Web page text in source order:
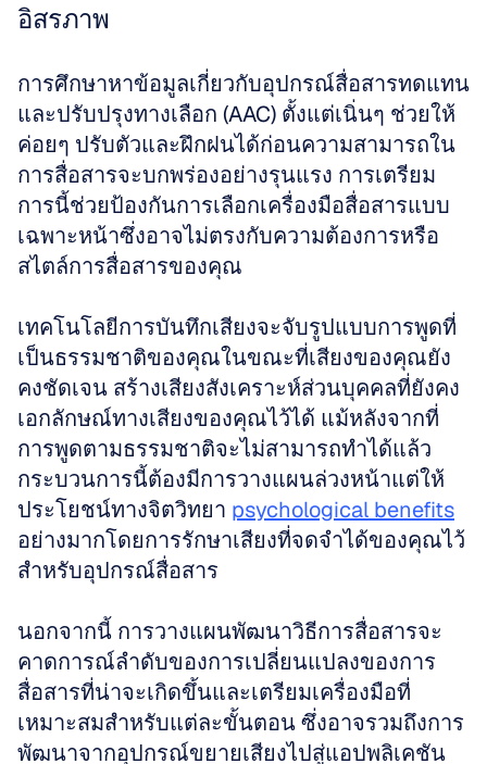
อิสรภาพ
การศึกษาหาข้อมูลเกี่ยวกับอุปกรณ์สื่อสารทดแทน
และปรับปรุงทางเลือก (AAC) ตั้งแต่เนิ่นๆ ช่วยให้
ค่อยๆ ปรับตัวและฝึกฝนได้ก่อนความสามารถใน
การสื่อสารจะบกพร่องอย่างรุนแรง การเตรียม
การนี้ช่วยป้องกันการเลือกเครื่องมือสื่อสารแบบ
เฉพาะหน้าซึ่งอาจไม่ตรงกับความต้องการหรือ
สไตล์การสื่อสารของคุณ
เทคโนโลยีการบันทึกเสียงจะจับรูปแบบการพูดที่
เป็นธรรมชาติของคุณในขณะที่เสียงของคุณยัง
คงชัดเจน สร้างเสียงสังเคราะห์ส่วนบุคคลที่ยังคง
เอกลักษณ์ทางเสียงของคุณไว้ได้ แม้หลังจากที่
การพูดตามธรรมชาติจะไม่สามารถทำได้แล้ว
กระบวนการนี้ต้องมีการวางแผนล่วงหน้าแต่ให้
ประโยชน์ทางจิตวิทยา psychological benefits
อย่างมากโดยการรักษาเสียงที่จดจำได้ของคุณไว้
สําหรับอุปกรณ์สื่อสาร
นอกจากนี้ การวางแผนพัฒนาวิธีการสื่อสารจะ
คาดการณ์ลำดับของการเปลี่ยนแปลงของการ
สื่อสารที่น่าจะเกิดขึ้นและเตรียมเครื่องมือที่
เหมาะสมสำหรับแต่ละขั้นตอน ซึ่งอาจรวมถึงการ
พัฒนาจากอุปกรณ์ขยายเสียงไปสู่แอปพลิเคชัน